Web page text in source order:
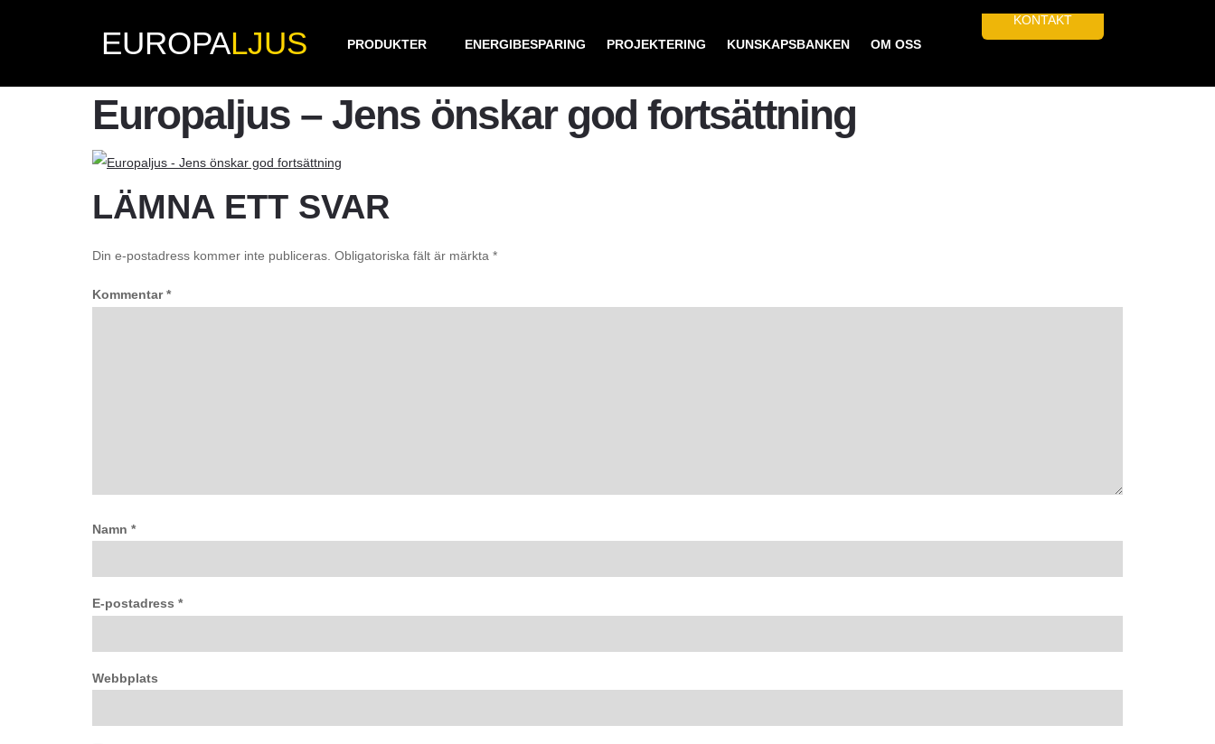
EUROPALJUS PRODUKTER ENERGIBESPARING PROJEKTERING KUNSKAPSBANKEN OM OSS
KONTAKT
Europaljus – Jens önskar god fortsättning
LÄMNA ETT SVAR
Din e-postadress kommer inte publiceras. Obligatoriska fält är märkta *
Kommentar*
Namn *
E-postadress *
Webbplats